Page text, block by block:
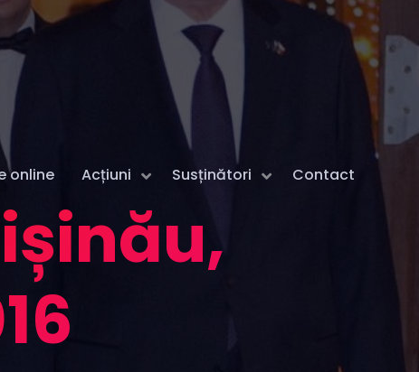
online Acțiuni Susținători Contact